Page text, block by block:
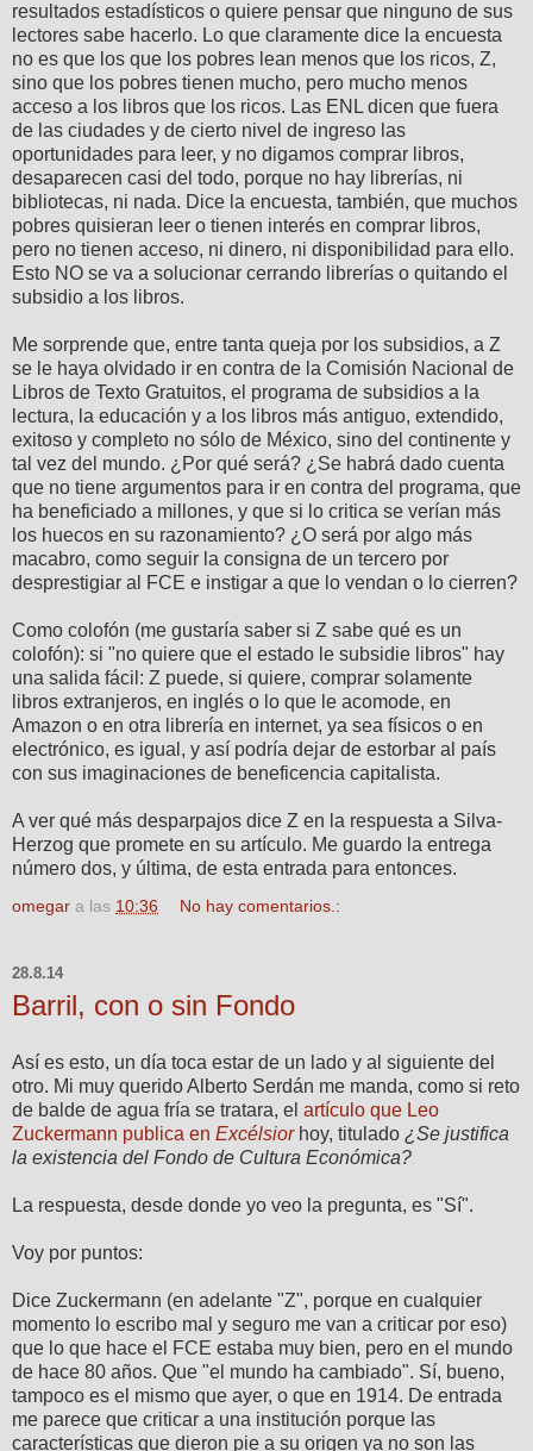
resultados estadísticos o quiere pensar que ninguno de sus
lectores sabe hacerlo. Lo que claramente dice la encuesta
no es que los que los pobres lean menos que los ricos, Z,
sino que los pobres tienen mucho, pero mucho menos
acceso a los libros que los ricos. Las ENL dicen que fuera
de las ciudades y de cierto nivel de ingreso las
oportunidades para leer, y no digamos comprar libros,
desaparecen casi del todo, porque no hay librerías, ni
bibliotecas, ni nada. Dice la encuesta, también, que muchos
pobres quisieran leer o tienen interés en comprar libros,
pero no tienen acceso, ni dinero, ni disponibilidad para ello.
Esto NO se va a solucionar cerrando librerías o quitando el
subsidio a los libros.
Me sorprende que, entre tanta queja por los subsidios, a Z
se le haya olvidado ir en contra de la Comisión Nacional de
Libros de Texto Gratuitos, el programa de subsidios a la
lectura, la educación y a los libros más antiguo, extendido,
exitoso y completo no sólo de México, sino del continente y
tal vez del mundo. ¿Por qué será? ¿Se habrá dado cuenta
que no tiene argumentos para ir en contra del programa, que
ha beneficiado a millones, y que si lo critica se verían más
los huecos en su razonamiento? ¿O será por algo más
macabro, como seguir la consigna de un tercero por
desprestigiar al FCE e instigar a que lo vendan o lo cierren?
Como colofón (me gustaría saber si Z sabe qué es un
colofón): si "no quiere que el estado le subsidie libros" hay
una salida fácil: Z puede, si quiere, comprar solamente
libros extranjeros, en inglés o lo que le acomode, en
Amazon o en otra librería en internet, ya sea físicos o en
electrónico, es igual, y así podría dejar de estorbar al país
con sus imaginaciones de beneficencia capitalista.
A ver qué más desparpajos dice Z en la respuesta a Silva-
Herzog que promete en su artículo. Me guardo la entrega
número dos, y última, de esta entrada para entonces.
omegar a las 10:36 No hay comentarios.:
28.8.14
Barril, con o sin Fondo
Así es esto, un día toca estar de un lado y al siguiente del
otro. Mi muy querido Alberto Serdán me manda, como si reto
de balde de agua fría se tratara, el artículo que Leo
Zuckermann publica en Excélsiorhoy, titulado ¿Se justifica
la existencia del Fondo de Cultura Económica?
La respuesta, desde donde yo veo la pregunta, es "Sí".
Voy por puntos:
Dice Zuckermann (en adelante "Z", porque en cualquier
momento lo escribo mal y seguro me van a criticar por eso)
que lo que hace el FCE estaba muy bien, pero en el mundo
de hace 80 años. Que "el mundo ha cambiado". Sí, bueno,
tampoco es el mismo que ayer, o que en 1914. De entrada
me parece que criticar a una institución porque las
características que dieron pie a su origen ya no son las